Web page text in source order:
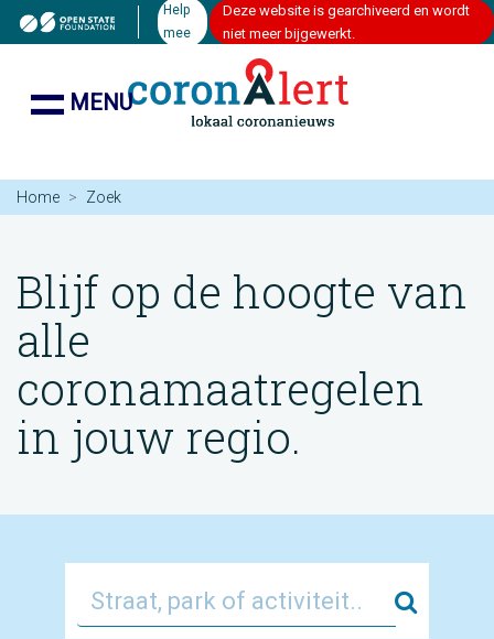
Help
mee
Deze website is gearchiveerd en wordt
niet meer bijgewerkt.
MENU
Home Zoek
Blijf op de hoogte van
alle
coronamaatregelen
in jouw regio.
Zoek